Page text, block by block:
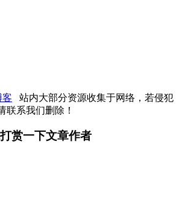
客 站内大部分资源收集于网络，若侵犯
联系我们删除！
赏一下文章作者